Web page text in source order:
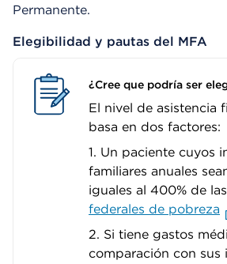
Permanente.
Elegibilidad y pautas del MFA
¿Cree que podría ser
El nivel de asistencia
basa en dos factores:
1. Un paciente cuyos
familiares anuales
iguales al 400% de las
federales de pobreza
2. Si tiene gastos
comparación con sus